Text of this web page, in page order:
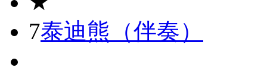
7泰迪熊（伴奏）